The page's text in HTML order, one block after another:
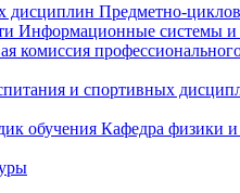
дисциплин Предметно-
Информационные системы
комиссия
и спортивных
обучения Кафедра физики